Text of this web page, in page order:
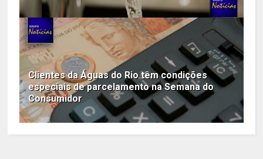
Clientes da Águas do Rio têm condições
especiais de parcelamento na Semana do
Consumidor